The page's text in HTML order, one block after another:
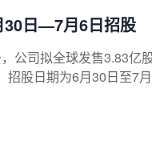
30日—7月6日招股
公司拟全球发售3.83亿
招股日期为6月30日至7